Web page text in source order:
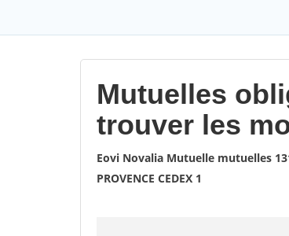
Mutuelles
trouver les
Eovi Novalia Mutuelle mutuelles
PROVENCE CEDEX 1